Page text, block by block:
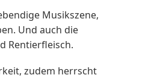
Musikszene,
Und auch die
Rentierfleisch.
zudem herrscht